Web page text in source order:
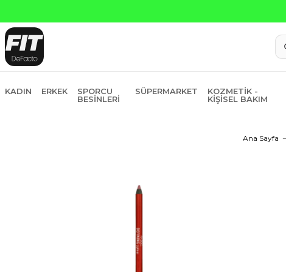
KADIN ERKEK
SPORCU
BESINLERI
SÜPERMARKET
KOZMETIK -
KIŞISEL BAKIM
Ana Sayfa